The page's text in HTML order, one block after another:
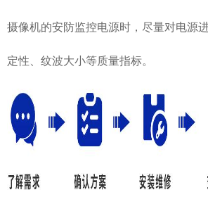
摄像机的安防监控电源时，尽量对电源
定性、纹波大小等质量指标。